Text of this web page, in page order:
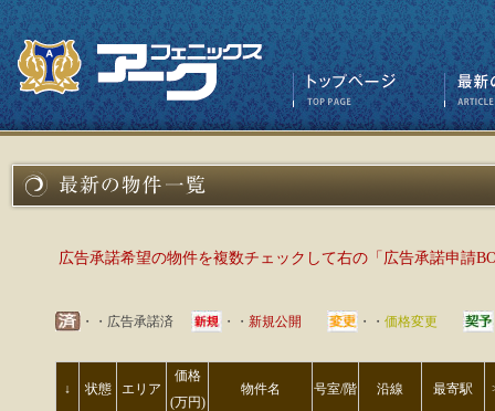
広告承諾希望の物件を複数チェックして右の「広告承諾申請
・・広告承諾済 ・・ 新規公開 ・・ 価格変更
↓ 状態 エリア
価格
(万円)
物件名 号室/階 沿線 最寄駅